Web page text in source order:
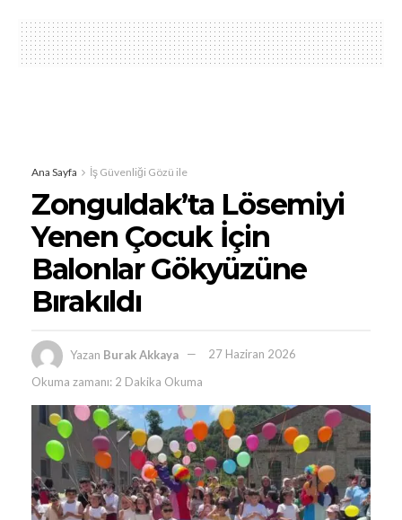
Ana Sayfa İş Güvenliği Gözü ile
Zonguldak’ta Lösemiyi
Yenen Çocuk İçin
Balonlar Gökyüzüne
Bırakıldı
Yazan Burak Akkaya
27 Haziran 2026
Okuma zamanı: 2 Dakika Okuma